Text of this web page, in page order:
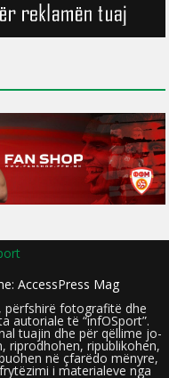
AccessPress Mag
përfshirë fotografitë dhe
autoriale të “infOSport”.
tuajin dhe për qëllime jo-
riprodhohen, ripublikohen,
në çfarëdo mënyre,
i materialeve nga